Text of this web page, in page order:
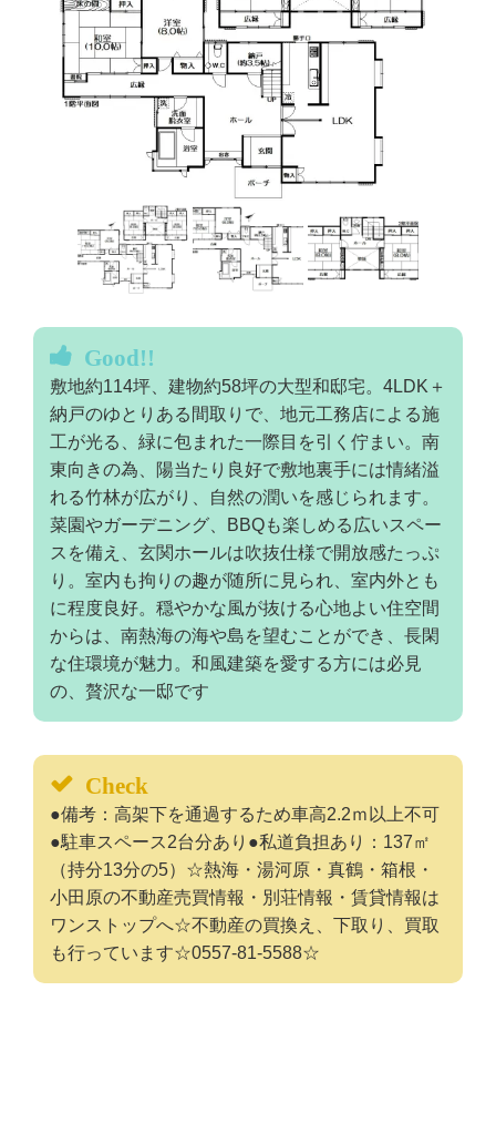
Good!!
敷地約114坪、建物約58坪の大型和邸宅。4LDK＋
納戸のゆとりある間取りで、地元工務店による施
工が光る、緑に包まれた一際目を引く佇まい。南
東向きの為、陽当たり良好で敷地裏手には情緒溢
れる竹林が広がり、自然の潤いを感じられます。
菜園やガーデニング、BBQも楽しめる広いスペー
スを備え、玄関ホールは吹抜仕様で開放感たっぷ
り。室内も拘りの趣が随所に見られ、室内外とも
に程度良好。穏やかな風が抜ける心地よい住空間
からは、南熱海の海や島を望むことができ、長閑
な住環境が魅力。和風建築を愛する方には必見
の、贅沢な一邸です
Check
●備考：高架下を通過するため車高2.2ｍ以上不可
●駐車スペース2台分あり●私道負担あり：137㎡
（持分13分の5）☆熱海・湯河原・真鶴・箱根・
小田原の不動産売買情報・別荘情報・賃貸情報は
ワンストップへ☆不動産の買換え、下取り、買取
も行っています☆0557-81-5588☆